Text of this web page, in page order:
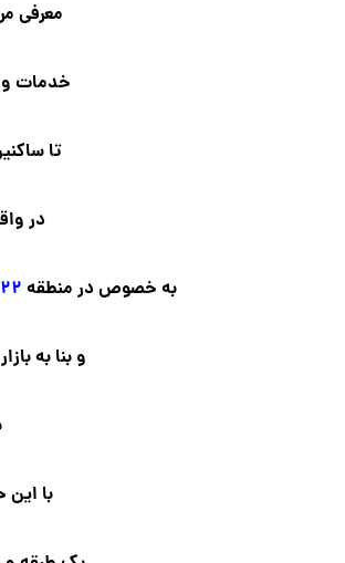
معرفی
خدمات و
تا
در
به خصوص در منطقه ۲۲
و بنا به
با